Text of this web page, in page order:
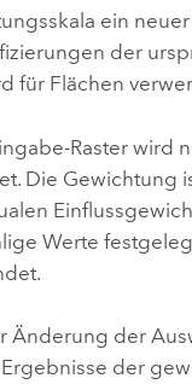
ein
der
für Flächen
Raster wird
Die Gewichtung
Werte
Änderung der
der